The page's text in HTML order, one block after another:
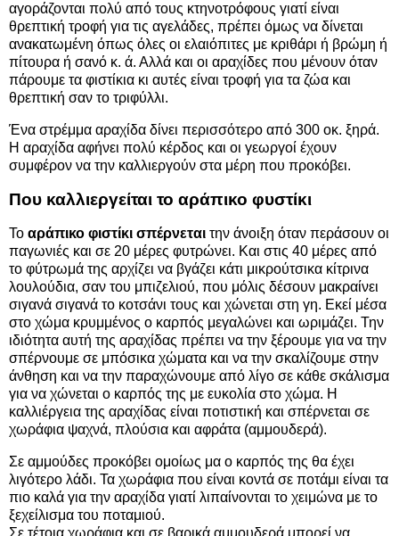
αγοράζονται πολύ από τους κτηνοτρόφους γιατί είναι
θρεπτική τροφή για τις αγελάδες, πρέπει όμως να δίνεται
ανακατωμένη όπως όλες οι ελαιόπιτες με κριθάρι ή βρώμη ή
πίτουρα ή σανό κ. ά. Αλλά και οι αραχίδες που μένουν όταν
πάρουμε τα φιστίκια κι αυτές είναι τροφή για τα ζώα και
θρεπτική σαν το τριφύλλι.
Ένα στρέμμα αραχίδα δίνει περισσότερο από 300 οκ. ξηρά.
Η αραχίδα αφήνει πολύ κέρδος και οι γεωργοί έχουν
συμφέρον να την καλλιεργούν στα μέρη που προκόβει.
Που καλλιεργείται το αράπικο φυστίκι
Το αράπικο φιστίκι σπέρνεται την άνοιξη όταν περάσουν οι
παγωνιές και σε 20 μέρες φυτρώνει. Και στις 40 μέρες από
το φύτρωμά της αρχίζει να βγάζει κάτι μικρούτσικα κίτρινα
λουλούδια, σαν του μπιζελιού, που μόλις δέσουν μακραίνει
σιγανά σιγανά το κοτσάνι τους και χώνεται στη γη. Εκεί μέσα
στο χώμα κρυμμένος ο καρπός μεγαλώνει και ωριμάζει. Την
ιδιότητα αυτή της αραχίδας πρέπει να την ξέρουμε για να την
σπέρνουμε σε μπόσικα χώματα και να την σκαλίζουμε στην
άνθηση και να την παραχώνουμε από λίγο σε κάθε σκάλισμα
για να χώνεται ο καρπός της με ευκολία στο χώμα. Η
καλλιέργεια της αραχίδας είναι ποτιστική και σπέρνεται σε
χωράφια ψαχνά, πλούσια και αφράτα (αμμουδερά).
Σε αμμούδες προκόβει ομοίως μα ο καρπός της θα έχει
λιγότερο λάδι. Τα χωράφια που είναι κοντά σε ποτάμι είναι τα
πιο καλά για την αραχίδα γιατί λιπαίνονται το χειμώνα με το
ξεχείλισμα του ποταμιού.
Σε τέτοια χωράφια και σε βαρικά αμμουδερά μπορεί να